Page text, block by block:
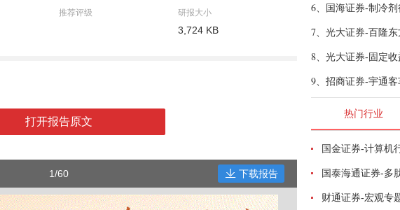
推荐评级 研报大小
3,724 KB
打开报告原文
1/60 下载报告
6、
7、
8、 光大证券-固定
9、
热门行业